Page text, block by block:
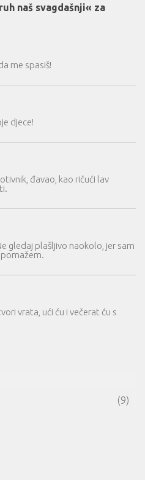
naš svagdašnji« za
me spasiš!
djece!
đavao, kao ričući lav
gledaj plašljivo naokolo, jer sam
vrata, ući ću i večerat ću s
(9)